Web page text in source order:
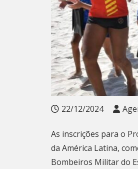
22/12/2024
As inscrições para o
da América Latina,
Bombeiros Militar do